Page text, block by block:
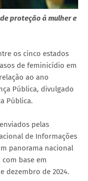
proteção à mulher e
os cinco estados
de feminicídio em
ao ano
Pública, divulgado
Pública.
pelas
de Informações
panorama nacional
base em
dezembro de 2024.